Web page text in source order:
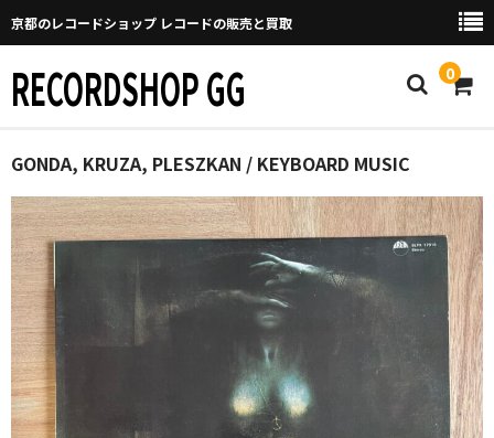
京都のレコードショップ レコードの販売と買取
RECORDSHOP GG 0
Home
マイページ
GGについて
買取について
取り置きなどについて
Categories
GONDA, KRUZA, PLESZKAN / KEYBOARD MUSIC